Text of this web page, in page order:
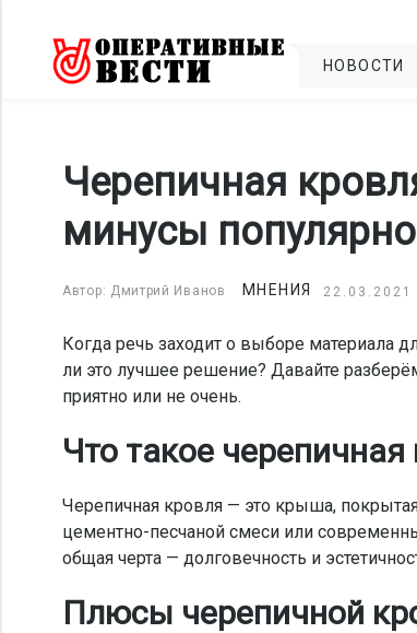
НОВОСТИ
Черепичная
минусы
Автор: Дмитрий Иванов МНЕНИЯ 22.03.2021
Когда речь заходит о выборе материала
ли это лучшее решение? Давайте
приятно или не очень.
Что такое черепичная
Черепичная кровля — это крыша,
цементно-песчаной смеси или
общая черта — долговечность и
Плюсы черепичной